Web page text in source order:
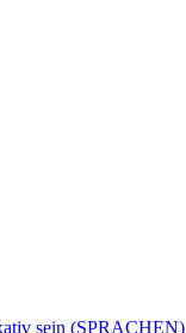
sein (SPRACHEN)